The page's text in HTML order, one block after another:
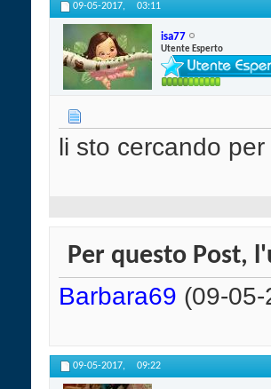
09-05-2017, 03:11
isa77
Utente Esperto
li sto cercando
Per questo Post,
Barbara69 (09-
09-05-2017, 09:22